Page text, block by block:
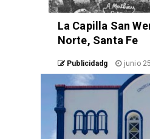
La Capilla San
Norte, Santa Fe
Publicidadg junio